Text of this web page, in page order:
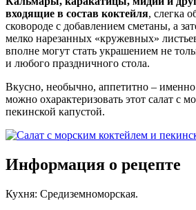
входящие в состав коктейля, слегка
сковороде с добавлением сметаны, а
мелко нарезанных «кружевных»
вполне могут стать украшением не
и любого праздничного стола.
Вкусно, необычно, аппетитно –
можно охарактеризовать этот салат с
пекинской капустой.
Информация о рецепте
Кухня: Средиземноморская.